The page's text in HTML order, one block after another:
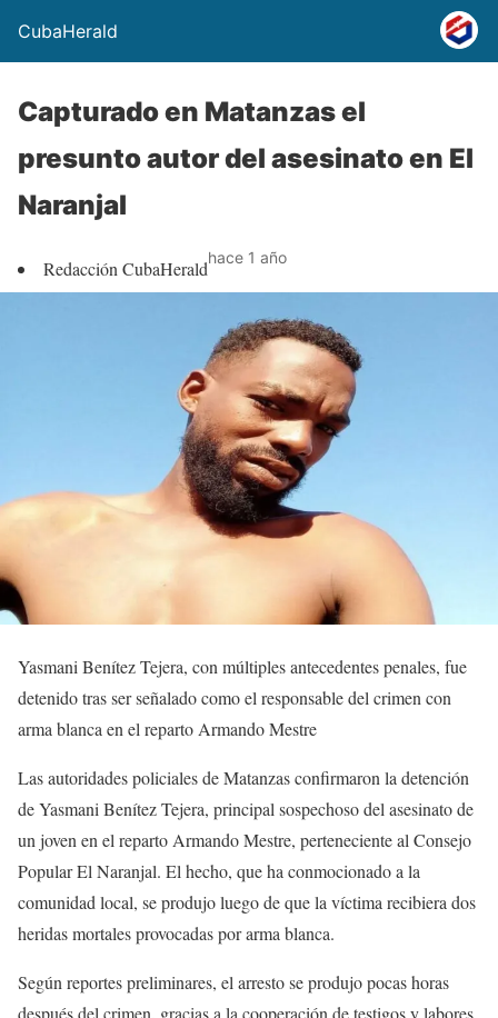
CubaHerald
Capturado en Matanzas el
presunto autor del asesinato en El
Naranjal
Redacción CubaHeraldhace 1 año
Yasmani Benítez Tejera, con múltiples antecedentes penales, fue
detenido tras ser señalado como el responsable del crimen con
arma blanca en el reparto Armando Mestre
Las autoridades policiales de Matanzas confirmaron la detención
de Yasmani Benítez Tejera, principal sospechoso del asesinato de
un joven en el reparto Armando Mestre, perteneciente al Consejo
Popular El Naranjal. El hecho, que ha conmocionado a la
comunidad local, se produjo luego de que la víctima recibiera dos
heridas mortales provocadas por arma blanca.
Según reportes preliminares, el arresto se produjo pocas horas
después del crimen, gracias a la cooperación de testigos y labores